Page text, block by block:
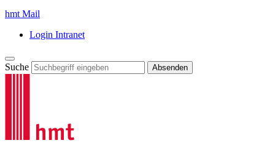
hmt Mail
Login Intranet
Suche Absenden